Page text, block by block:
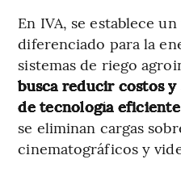
En IVA, se establece
diferenciado para la
sistemas de riego
busca reducir costos
de tecnología
se eliminan cargas
cinematográficos y